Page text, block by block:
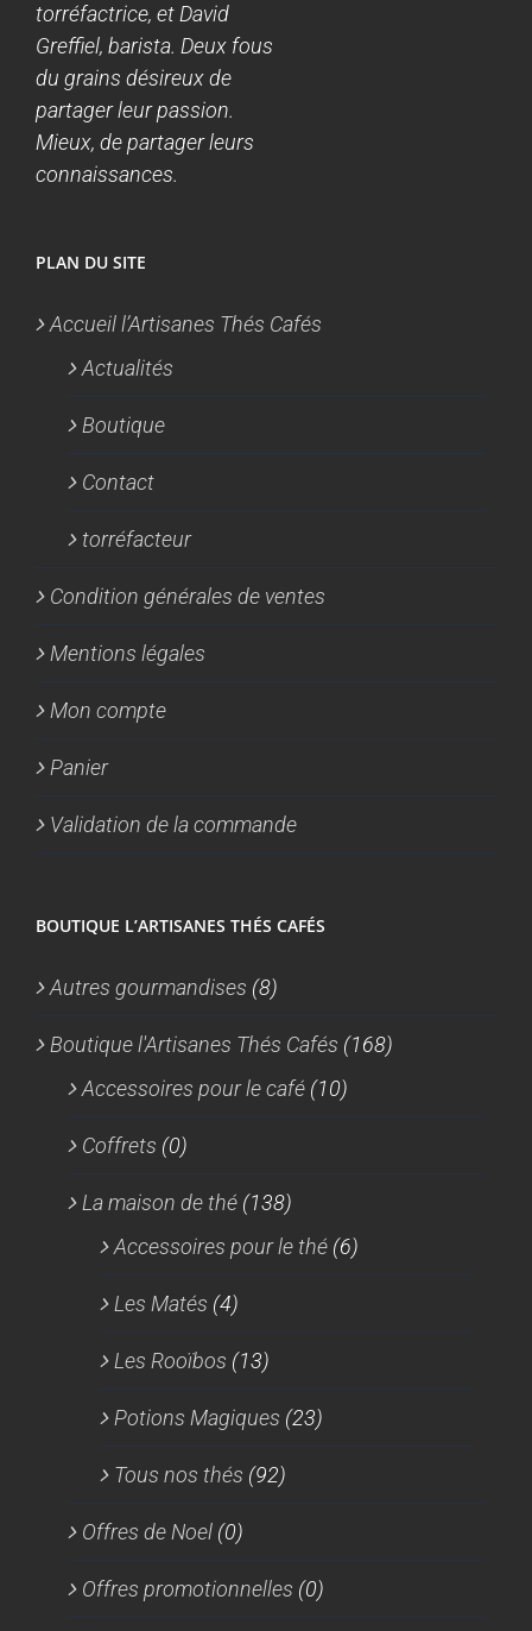
torréfactrice, et David
Greffiel, barista. Deux fous
du grains désireux de
partager leur passion.
Mieux, de partager leurs
connaissances.
PLAN DU SITE
Accueil l’Artisanes Thés Cafés
Actualités
Boutique
Contact
torréfacteur
Condition générales de ventes
Mentions légales
Mon compte
Panier
Validation de la commande
BOUTIQUE L’ARTISANES THÉS CAFÉS
Autres gourmandises (8)
Boutique l'Artisanes Thés Cafés (168)
Accessoires pour le café (10)
Coffrets (0)
La maison de thé (138)
Accessoires pour le thé (6)
Les Matés (4)
Les Rooïbos (13)
Potions Magiques (23)
Tous nos thés (92)
Offres de Noel (0)
Offres promotionnelles (0)